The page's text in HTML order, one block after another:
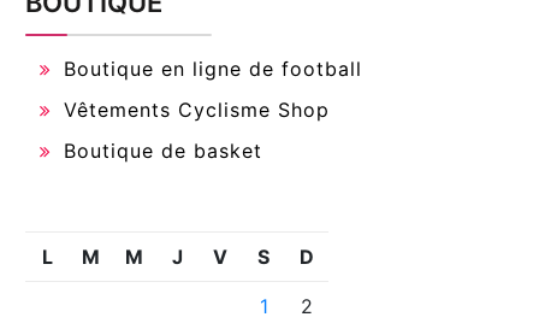
Boutique en ligne de football
Vêtements Cyclisme Shop
Boutique de basket
L M M J V S D
1 2